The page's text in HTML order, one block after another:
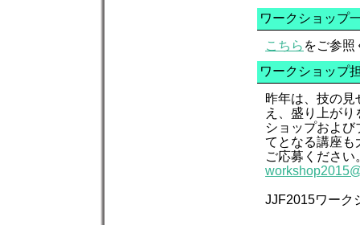
ワークショップ
こちら をご参照
ワークショップ
昨年は、技の見
え、盛り上が
ショップおよ
てとなる講座も
ご応募くださ
JJF2015ワー